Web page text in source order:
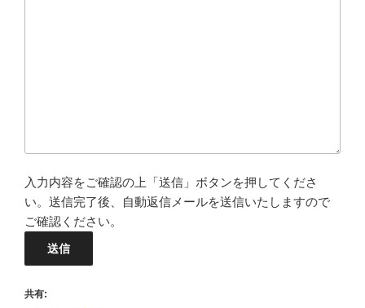
入力内容をご確認の上「送信」ボタンを押してくださ
い。送信完了後、自動返信メールを送信いたしますので
ご確認ください。
共有: